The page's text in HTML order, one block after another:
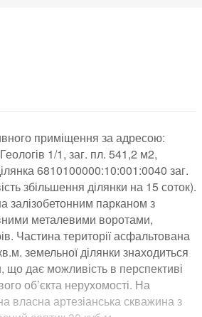
приміщення за адресою:
1/1, заг. пл. 541,2 м2,
6810100000:10:001:0040 заг.
збільшення ділянки на 15 соток).
залізобетонним парканом з
металевими воротами,
Частина території асфальтована
земельної ділянки знаходиться
що дає можливість в перспективі
об’єкта нерухомості. На
власна артезіанська скважина з